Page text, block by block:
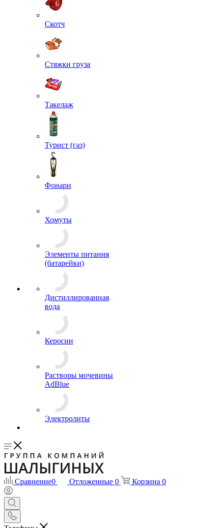
Перчатки
Сани
Скотч
Стяжки груза
Такелаж
Турист (газ)
Фонари
Хомуты
Элементы питания
(батарейки)
Дистиллированная
вода
Керосин
Электролиты